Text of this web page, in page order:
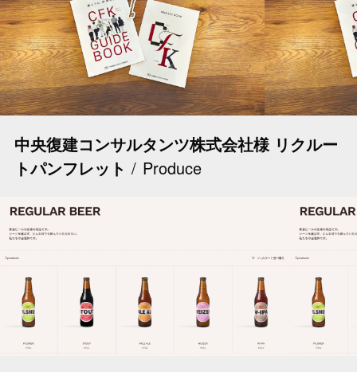
中央復建コンサルタンツ株式会社様 リクルー
トパンフレット
Produce